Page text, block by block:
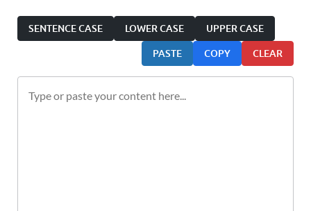
SENTENCE CASE LOWER CASE UPPER CASE
PASTE COPY CLEAR